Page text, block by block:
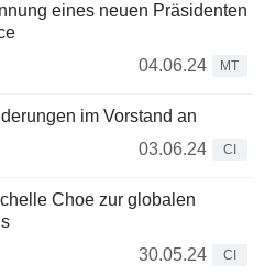
eines neuen Präsidenten
04.06.24
MT
im Vorstand an
03.06.24
CI
Choe zur globalen
30.05.24
CI